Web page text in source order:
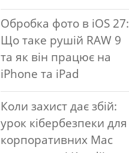
Обробка фото в iOS 27:
Що таке рушій RAW 9
та як він працює на
iPhone та iPad
Коли захист дає збій:
урок кібербезпеки для
корпоративних Mac